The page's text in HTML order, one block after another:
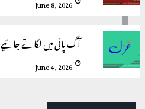
June 8, 2026
آگ پانی میں لگاتے جائیے
June 4, 2026